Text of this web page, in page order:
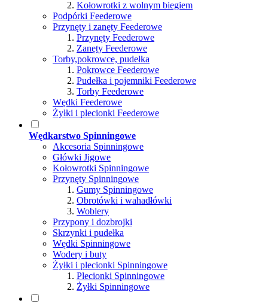
Kołowrotki z wolnym biegiem
Podpórki Feederowe
Przynęty i zanęty Feederowe
Przynęty Feederowe
Zanęty Feederowe
Torby,pokrowce, pudełka
Pokrowce Feederowe
Pudełka i pojemniki Feederowe
Torby Feederowe
Wędki Feederowe
Żyłki i plecionki Feederowe
Wędkarstwo Spinningowe
Akcesoria Spinningowe
Główki Jigowe
Kołowrotki Spinningowe
Przynęty Spinningowe
Gumy Spinningowe
Obrotówki i wahadłówki
Woblery
Przypony i dozbrojki
Skrzynki i pudełka
Wędki Spinningowe
Wodery i buty
Żyłki i plecionki Spinningowe
Plecionki Spinningowe
Żyłki Spinningowe